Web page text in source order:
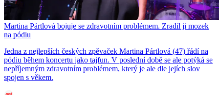
Martina Pártlová bojuje se zdravotním problémem. Zradil ji mozek
na pódiu
Jedna z nejlepších českých zpěvaček Martina Pártlová (47) řádí na
pódiu během koncertu jako tajfun. V poslední době se ale potýká se
nepříjemným zdravotním problémem, který je ale dle jejích slov
spojen s věkem.